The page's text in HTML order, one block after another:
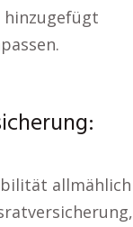
hinzugefügt
allmählich